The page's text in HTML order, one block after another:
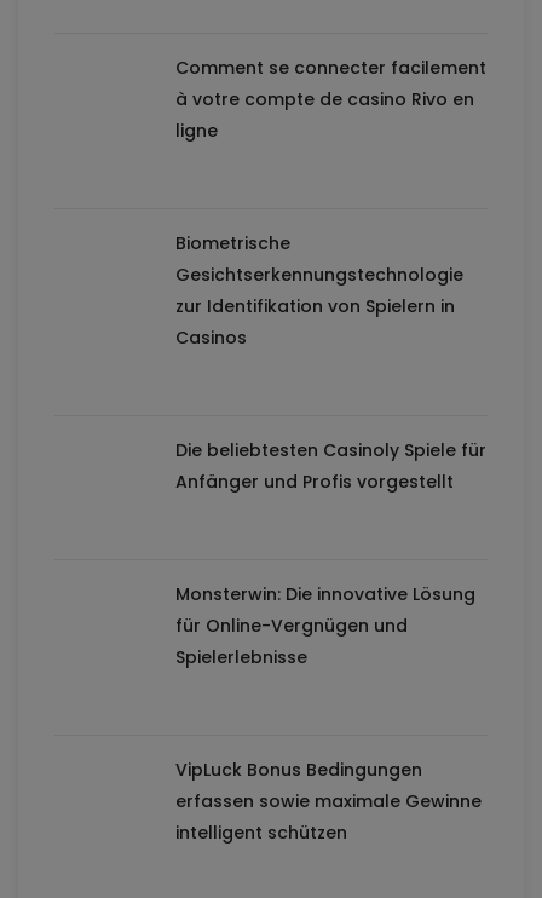
Comment se connecter facilement
à votre compte de casino Rivo en
ligne
Biometrische
Gesichtserkennungstechnologie
zur Identifikation von Spielern in
Casinos
Die beliebtesten Casinoly Spiele für
Anfänger und Profis vorgestellt
Monsterwin: Die innovative Lösung
für Online-Vergnügen und
Spielerlebnisse
VipLuck Bonus Bedingungen
erfassen sowie maximale Gewinne
intelligent schützen